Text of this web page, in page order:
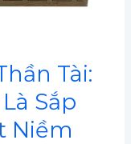
Tài:
Sắp
Niềm